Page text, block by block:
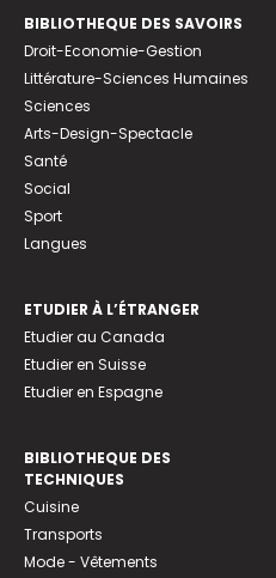
BIBLIOTHEQUE DES SAVOIRS
Droit-Economie-Gestion
Littérature-Sciences Humaines
Sciences
Arts-Design-Spectacle
Santé
Social
Sport
Langues
ETUDIER À L’ÉTRANGER
Etudier au Canada
Etudier en Suisse
Etudier en Espagne
BIBLIOTHEQUE DES
TECHNIQUES
Cuisine
Transports
Mode - Vêtements